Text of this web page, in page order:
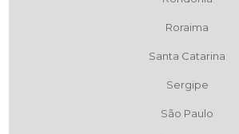
Roraima
Santa Catarina
Sergipe
São Paulo